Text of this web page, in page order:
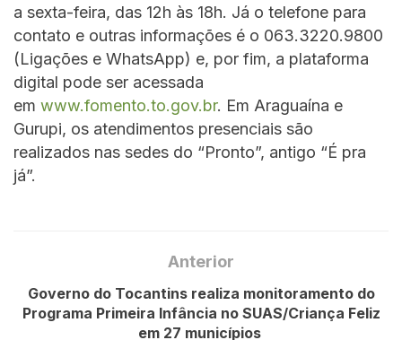
a sexta-feira, das 12h às 18h. Já o telefone para
contato e outras informações é o 063.3220.9800
(Ligações e WhatsApp) e, por fim, a plataforma
digital pode ser acessada
em www.fomento.to.gov.br. Em Araguaína e
Gurupi, os atendimentos presenciais são
realizados nas sedes do “Pronto”, antigo “É pra
já”.
Anterior
Governo do Tocantins realiza monitoramento do
Programa Primeira Infância no SUAS/Criança Feliz
em 27 municípios